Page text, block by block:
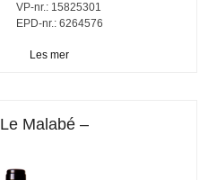
VP-nr.:15825301
EPD-nr.: 6264576
Les mer
Malabé –